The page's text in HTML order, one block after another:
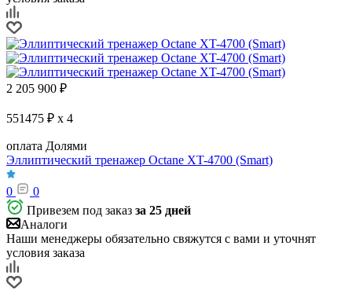
2 205 900 ₽
551475 ₽ x 4
оплата Долями
Эллиптический тренажер Octane XT-4700 (Smart)
0
0
Привезем под заказ за 25 дней
Аналоги
Наши менеджеры обязательно свяжутся с вами и уточнят
условия заказа